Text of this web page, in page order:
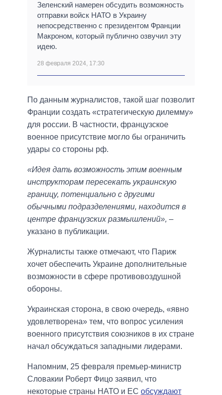
Зеленский намерен обсудить возможность
отправки войск НАТО в Украину
непосредственно с президентом Франции
Макроном, который публично озвучил эту
идею.
28 февраля 2024, 17:30
По данным журналистов, такой шаг позволит
Франции создать «стратегическую дилемму»
для россии. В частности, французское
военное присутствие могло бы ограничить
удары со стороны рф.
«Идея дать возможность этим военным
инструкторам пересекать украинскую
границу, потенциально с другими
обычными подразделениями, находится в
центре французских размышлений», –
указано в публикации.
Журналисты также отмечают, что Париж
хочет обеспечить Украине дополнительные
возможности в сфере противовоздушной
обороны.
Украинская сторона, в свою очередь, «явно
удовлетворена» тем, что вопрос усиления
военного присутствия союзников в их стране
начал обсуждаться западными лидерами.
Напомним, 25 февраля премьер-министр
Словакии Роберт Фицо заявил, что
некоторые страны НАТО и ЕС обсуждают